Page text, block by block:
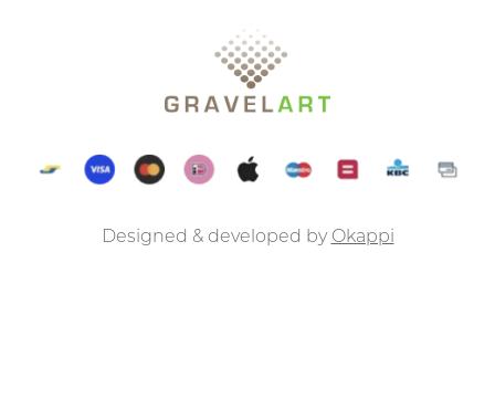
Designed & developed by Okappi